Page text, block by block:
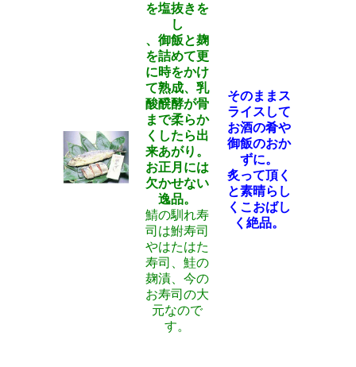
を塩抜きを
し
、御飯と麹
を詰めて更
に時をかけ
て熟成、乳
酸醗酵が骨
まで柔らか
くしたら出
来あがり。
お正月には
欠かせない
逸品。
鯖の馴れ寿
司は鮒寿司
やはたはた
寿司、鮭の
麹漬、今の
お寿司の大
元なので
す。
そのままス
ライスして
お酒の肴や
御飯のおか
ずに。
炙って頂く
と素晴らし
くこおばし
く絶品。